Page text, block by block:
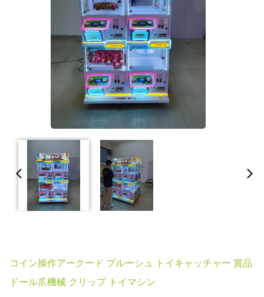
コイン操作アークード プルーシュ トイキャッチャー 賞品
ドール爪機械 クリップ トイマシン